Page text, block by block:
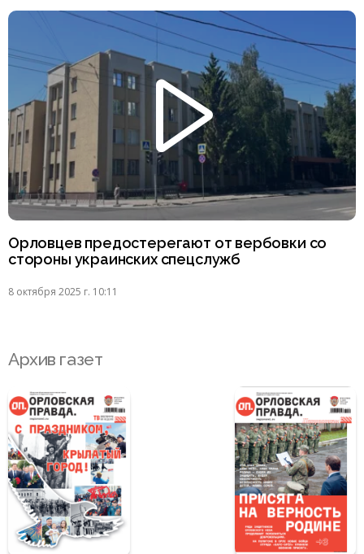
Орловцев предостерегают от вербовки со
стороны украинских спецслужб
8 октября 2025 г. 10:11
Архив газет